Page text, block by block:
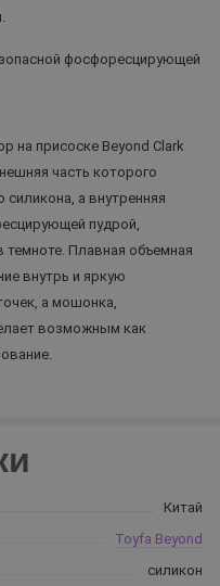
фосфоресцирующей
на присоске Beyond Clark
часть которого
силикона, а внутренняя
пудрой,
Плавная объемная
внутрь и яркую
а мошонка,
возможным как
Китай
Toyfa Beyond
силикон